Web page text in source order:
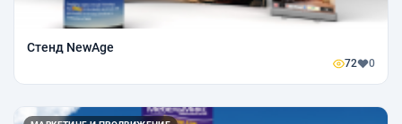
Стенд NewAge
72 0